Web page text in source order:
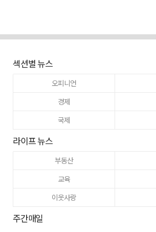
섹션별 뉴스
오피니언
경제
국제
라이프 뉴스
부동산
교육
이웃사랑
주간매일